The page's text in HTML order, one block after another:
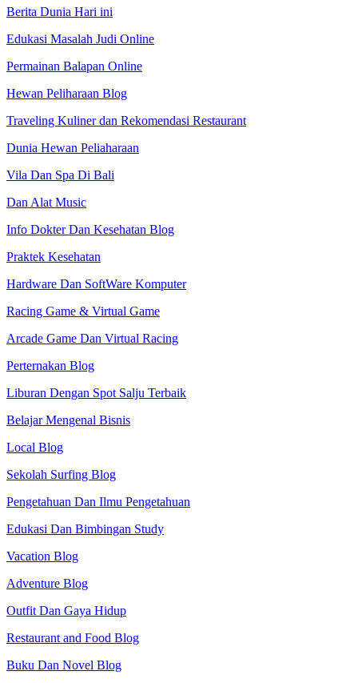
Berita Dunia Hari ini
Edukasi Masalah Judi Online
Permainan Balapan Online
Hewan Peliharaan Blog
Traveling Kuliner dan Rekomendasi Restaurant
Dunia Hewan Peliaharaan
Vila Dan Spa Di Bali
Dan Alat Music
Info Dokter Dan Kesehatan Blog
Praktek Kesehatan
Hardware Dan SoftWare Komputer
Racing Game & Virtual Game
Arcade Game Dan Virtual Racing
Perternakan Blog
Liburan Dengan Spot Salju Terbaik
Belajar Mengenal Bisnis
Local Blog
Sekolah Surfing Blog
Pengetahuan Dan Ilmu Pengetahuan
Edukasi Dan Bimbingan Study
Vacation Blog
Adventure Blog
Outfit Dan Gaya Hidup
Restaurant and Food Blog
Buku Dan Novel Blog